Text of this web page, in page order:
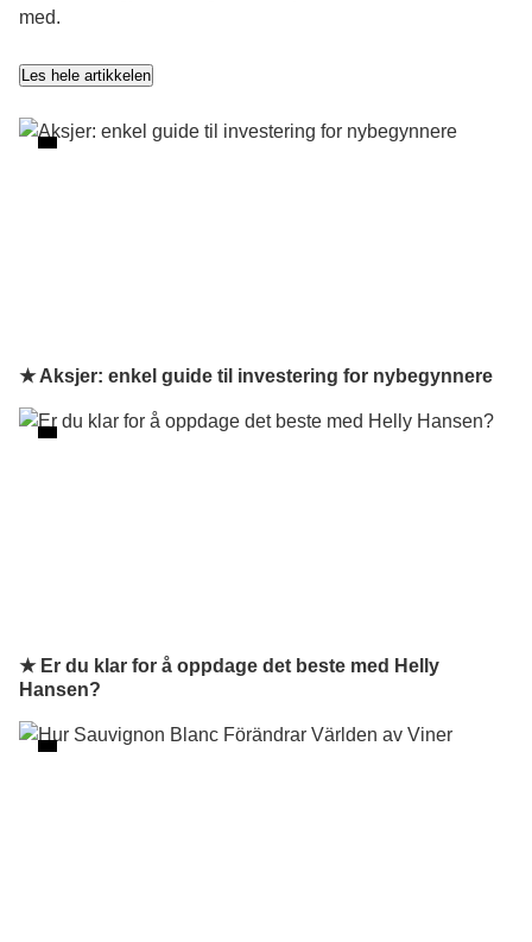
med.
Les hele artikkelen
★ Aksjer: enkel guide til investering for nybegynnere
★ Er du klar for å oppdage det beste med Helly
Hansen?